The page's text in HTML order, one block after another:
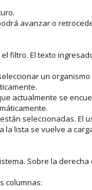
avanzar o
filtro. El texto
un
actualmente se
seleccionadas. El
lista se vuelve a
Sobre la
columnas: